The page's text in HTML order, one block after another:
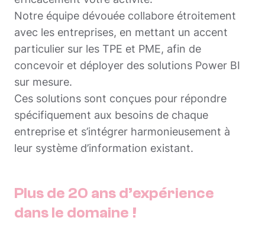
Notre équipe dévouée collabore étroitement
avec les entreprises, en mettant un accent
particulier sur les TPE et PME, afin de
concevoir et déployer des solutions Power BI
sur mesure.
Ces solutions sont conçues pour répondre
spécifiquement aux besoins de chaque
entreprise et s’intégrer harmonieusement à
leur système d’information existant.
Plus de 20 ans d’expérience
dans le domaine !